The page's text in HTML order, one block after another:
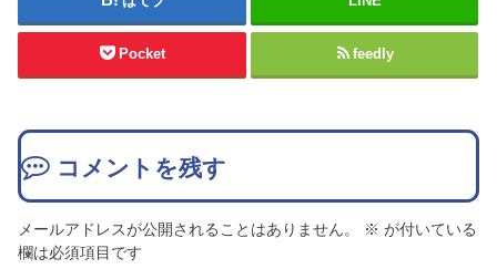
Pocket feedly
コメントを残す
メールアドレスが公開されることはありません。 ※ が付いている
欄は必須項目です